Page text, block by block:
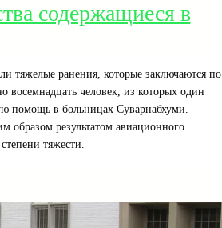
содержащиеся в
тяжелые ранения, которые заключаются по
восемнадцать человек, из которых один
помощь в больницах Суварнабхуми.
образом результатом авиационного
тяжести.